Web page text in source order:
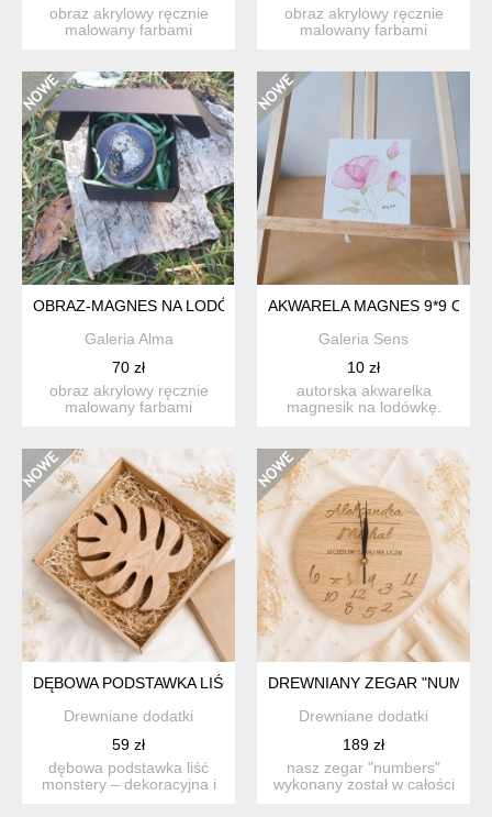
obraz akrylowy ręcznie
malowany farbami
obraz akrylowy ręcznie
malowany farbami
OBRAZ-MAGNES NA LODÓWKĘ RĘCZNIE MALOWANY NA
Galeria Alma
70 zł
obraz akrylowy ręcznie
malowany farbami
AKWARELA MAGNES 9*9 CM
Galeria Sens
10 zł
autorska akwarelka
magnesik na lodówkę.
DĘBOWA PODSTAWKA LIŚĆ MONSTERY – DEKORACYJNA I
Drewniane dodatki
59 zł
dębowa podstawka liść
monstery – dekoracyjna i
DREWNIANY ZEGAR
Drewniane dodatki
189 zł
nasz zegar "numbers"
wykonany został w całości